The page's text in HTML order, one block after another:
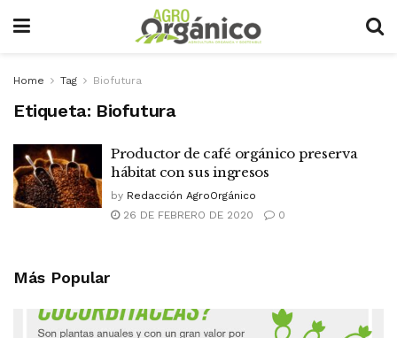
Home Tag Biofutura
Etiqueta: Biofutura
Productor de café orgánico preserva
hábitat con sus ingresos
by Redacción AgroOrgánico
26 DE FEBRERO DE 2020
0
Más Popular